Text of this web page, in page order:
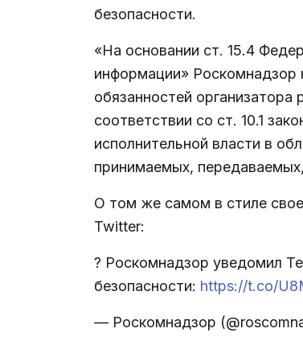
безопасности.
«На основании ст. 15.4
информации» Роскомнадзор
обязанностей
соответствии со ст. 10.1
исполнительной власти в
принимаемых,
О том же самом в стиле
Twitter:
? Роскомнадзор уведомил
безопасности: https://t.co/
— Роскомнадзор